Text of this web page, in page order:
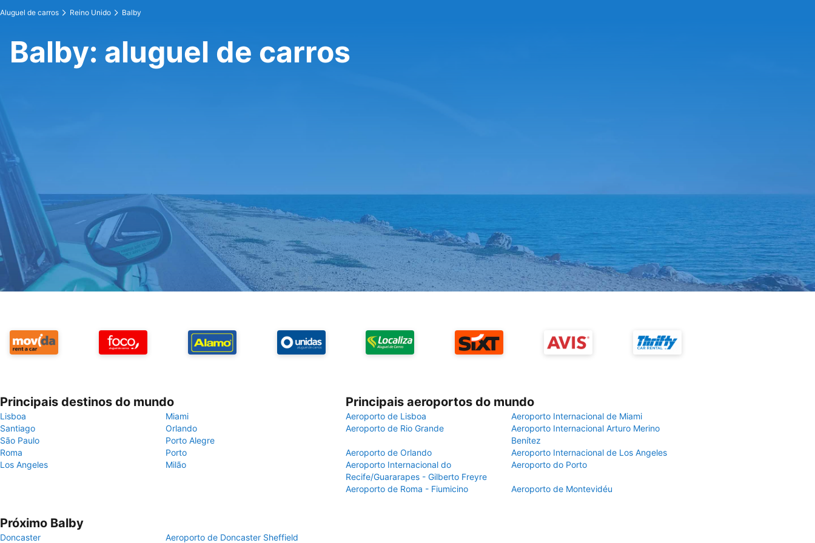
Aluguel de carros Reino Unido Balby
Balby: aluguel de carros
Principais destinos do mundo
Lisboa
Miami
Santiago
Orlando
São Paulo
Porto Alegre
Roma
Porto
Los Angeles
Milão
Principais aeroportos do mundo
Aeroporto de Lisboa
Aeroporto Internacional de Miami
Aeroporto de Rio Grande
Aeroporto Internacional Arturo Merino
Benítez
Aeroporto de Orlando
Aeroporto Internacional de Los Angeles
Aeroporto Internacional do
Recife/Guararapes - Gilberto Freyre
Aeroporto do Porto
Aeroporto de Roma - Fiumicino Aeroporto de Montevidéu
Próximo Balby
Doncaster Aeroporto de Doncaster Sheffield